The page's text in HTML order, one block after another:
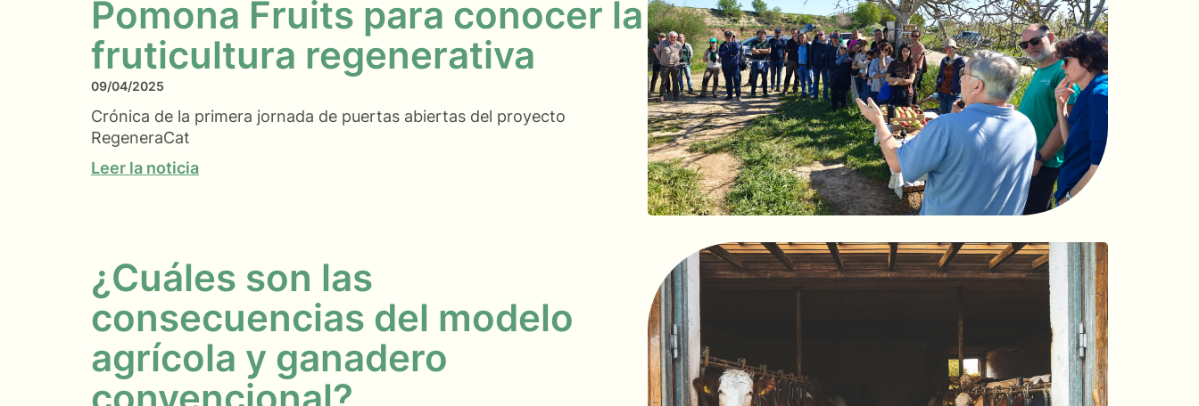
Pomona Fruits para conocer la
fruticultura regenerativa
09/04/2025
Crónica de la primera jornada de puertas abiertas del proyecto
RegeneraCat
Leer la noticia
¿Cuáles son las
consecuencias del modelo
agrícola y ganadero